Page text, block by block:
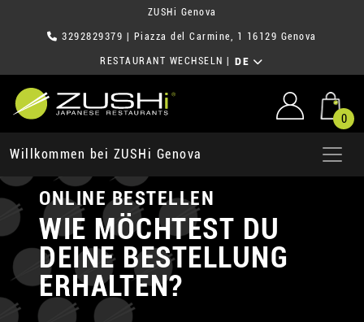
ZUSHi Genova
3292829379 | Piazza del Carmine, 1 16129 Genova
RESTAURANT WECHSELN DE
0
Willkommen bei ZUSHi Genova
ONLINE BESTELLEN
WIE MÖCHTEST DU
DEINE BESTELLUNG
ERHALTEN?